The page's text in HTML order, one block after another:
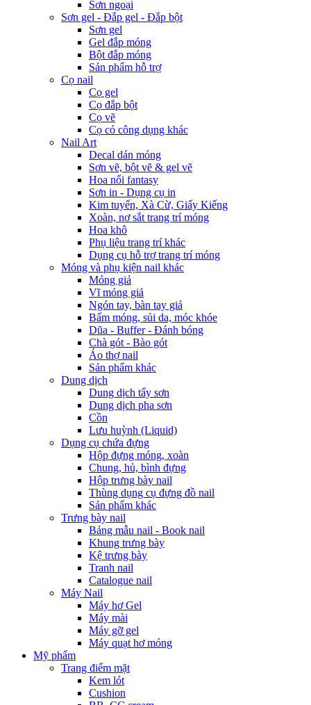
Sơn ngoại
Sơn gel - Đắp gel - Đắp bột
Sơn gel
Gel đắp móng
Bột đắp móng
Sản phẩm hỗ trợ
Cọ nail
Cọ gel
Cọ đắp bột
Cọ vẽ
Cọ có công dụng khác
Nail Art
Decal dán móng
Sơn vẽ, bột vẽ & gel vẽ
Hoa nổi fantasy
Sơn in - Dụng cụ in
Kim tuyến, Xà Cừ, Giấy Kiếng
Xoàn, nơ sắt trang trí móng
Hoa khô
Phụ liệu trang trí khác
Dụng cụ hỗ trợ trang trí móng
Móng và phụ kiện nail khác
Móng giả
Vĩ móng giả
Ngón tay, bàn tay giả
Bấm móng, sủi da, móc khóe
Dũa - Buffer - Đánh bóng
Chà gót - Bào gót
Áo thợ nail
Sản phẩm khác
Dung dịch
Dung dịch tẩy sơn
Dung dịch pha sơn
Cồn
Lưu huỳnh (Liquid)
Dụng cụ chứa đựng
Hộp đựng móng, xoàn
Chung, hủ, bình đựng
Hộp trưng bày nail
Thùng dụng cụ đựng đồ nail
Sản phẩm khác
Trưng bày nail
Bảng mẫu nail - Book nail
Khung trưng bày
Kệ trưng bày
Tranh nail
Catalogue nail
Máy Nail
Máy hơ Gel
Máy mài
Máy gỡ gel
Máy quạt hơ móng
Mỹ phẩm
Trang điểm mặt
Kem lót
Cushion